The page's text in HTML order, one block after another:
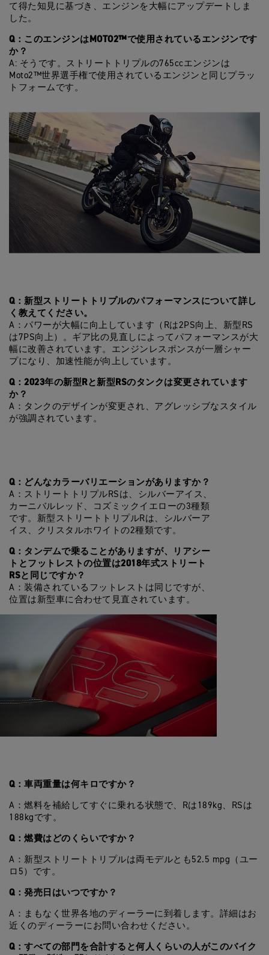
て得た知見に基づき、エンジンを大幅にアップデートしま
した。
Q：このエンジンはMOTO2™で使用されているエンジンです
か？
A: そうです。ストリートトリプルの765ccエンジンは
Moto2™世界選手権で使用されているエンジンと同じプラッ
トフォームです。
Q：新型ストリートトリプルのパフォーマンスについて詳し
く教えてください。
A：パワーが大幅に向上しています（Rは2PS向上、新型RS
は7PS向上）。ギア比の見直しによってパフォーマンスが大
幅に改善されています。エンジンレスポンスが一層シャー
プになり、加速性能が向上しています。
Q：2023年の新型Rと新型RSのタンクは変更されています
か？
A：タンクのデザインが変更され、アグレッシブなスタイル
が強調されています。
Q：どんなカラーバリエーションがありますか？
A：ストリートトリプルRSは、シルバーアイス、
カーニバルレッド、コズミックイエローの3種類
です。新型ストリートトリプルRは、シルバーア
イス、クリスタルホワイトの2種類です。
Q：タンデムで乗ることがありますが、リアシー
トとフットレストの位置は2018年式ストリート
RSと同じですか？
A：装備されているフットレストは同じですが、
位置は新型車に合わせて見直されています。
Q：車両重量は何キロですか？
A：燃料を補給してすぐに乗れる状態で、Rは189kg、RSは
188kgです。
Q：燃費はどのくらいですか？
A：新型ストリートトリプルは両モデルとも52.5 mpg（ユー
ロ5）です。
Q：発売日はいつですか？
A：まもなく世界各地のディーラーに到着します。詳細はお
近くのディーラーにお問い合わせください。
Q：すべての部門を合計すると何人くらいの人がこのバイク